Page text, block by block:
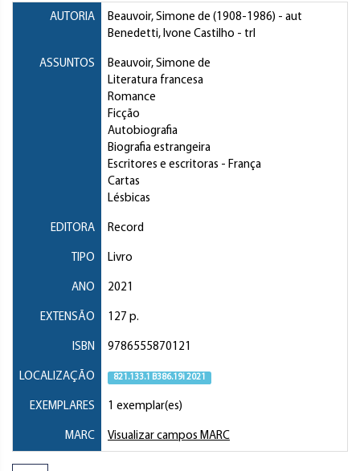
AUTORIA Beauvoir, Simone de (1908-1986) - aut
Benedetti, Ivone Castilho - trl
ASSUNTOS
Beauvoir, Simone de
Literatura francesa
Romance
Ficção
Autobiografia
Biografia estrangeira
Escritores e escritoras - França
Cartas
Lésbicas
EDITORA Record
TIPO Livro
ANO 2021
EXTENSÃO 127 p.
ISBN 9786555870121
LOCALIZAÇÃO 821.133.1 B386.19i 2021
EXEMPLARES 1 exemplar(es)
MARC Visualizar campos MARC